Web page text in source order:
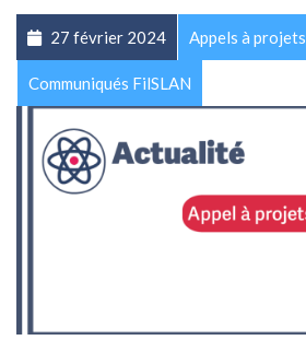
27 février 2024 Appels à projets
Communiqués FilSLAN